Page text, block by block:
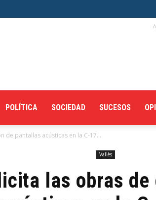
POLÍTICA SOCIEDAD SUCESOS
pantallas acústicas en la C-17...
Vallès
las obras de